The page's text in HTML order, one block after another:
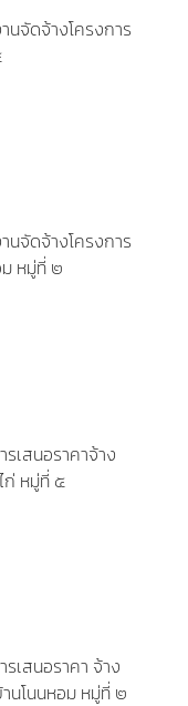
นจัดจ้างโครงการ
นจัดจ้างโครงการ
หมู่ที่ ๒
เสนอราคาจ้าง
ก่ หมู่ที่ ๕
เสนอราคา จ้าง
นโนนหอม หมู่ที่ ๒